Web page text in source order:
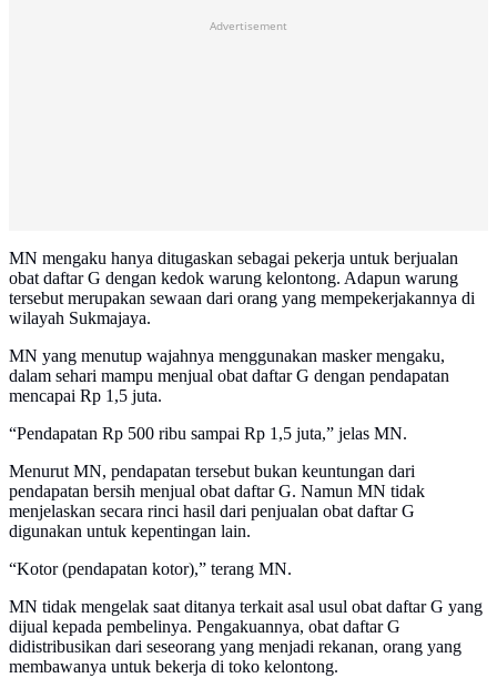
Advertisement
MN mengaku hanya ditugaskan sebagai pekerja untuk berjualan
obat daftar G dengan kedok warung kelontong. Adapun warung
tersebut merupakan sewaan dari orang yang mempekerjakannya di
wilayah Sukmajaya.
MN yang menutup wajahnya menggunakan masker mengaku,
dalam sehari mampu menjual obat daftar G dengan pendapatan
mencapai Rp 1,5 juta.
“Pendapatan Rp 500 ribu sampai Rp 1,5 juta,” jelas MN.
Menurut MN, pendapatan tersebut bukan keuntungan dari
pendapatan bersih menjual obat daftar G. Namun MN tidak
menjelaskan secara rinci hasil dari penjualan obat daftar G
digunakan untuk kepentingan lain.
“Kotor (pendapatan kotor),” terang MN.
MN tidak mengelak saat ditanya terkait asal usul obat daftar G yang
dijual kepada pembelinya. Pengakuannya, obat daftar G
didistribusikan dari seseorang yang menjadi rekanan, orang yang
membawanya untuk bekerja di toko kelontong.